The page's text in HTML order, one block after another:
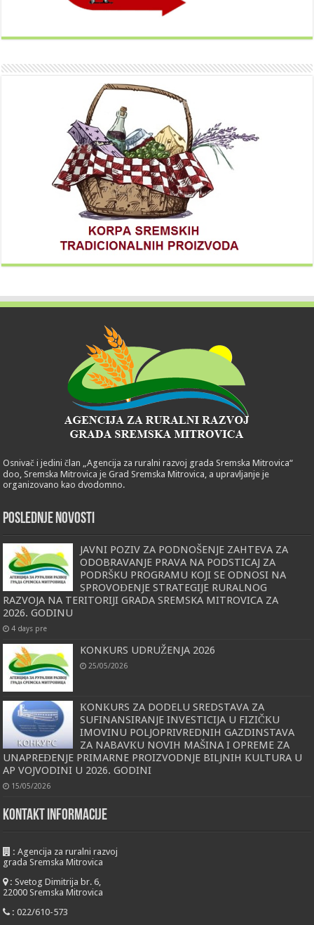
Osnivač i jedini član „Agencija za ruralni razvoj grada Sremska Mitrovica“
doo, Sremska Mitrovica je Grad Sremska Mitrovica, a upravljanje je
organizovano kao dvodomno.
POSLEDNJE NOVOSTI
JAVNI POZIV ZA PODNOŠENJE ZAHTEVA ZA
ODOBRAVANJE PRAVA NA PODSTICAJ ZA
PODRŠKU PROGRAMU KOJI SE ODNOSI NA
SPROVOĐENJE STRATEGIJE RURALNOG
RAZVOJA NA TERITORIJI GRADA SREMSKA MITROVICA ZA
2026. GODINU
4 days pre
KONKURS UDRUŽENJA 2026
25/05/2026
КONКURS ZA DODELU SREDSTAVA ZA
SUFINANSIRANJE INVESTICIJA U FIZIČКU
IMOVINU POLJOPRIVREDNIH GAZDINSTAVA
ZA NABAVКU NOVIH MAŠINA I OPREME ZA
UNAPREĐENJE PRIMARNE PROIZVODNJE BILJNIH КULTURA U
AP VOJVODINI U 2026. GODINI
15/05/2026
KONTAKT INFORMACIJE
:Agencija za ruralni razvoj
grada Sremska Mitrovica
: Svetog Dimitrija br. 6,
22000 Sremska Mitrovica
:022/610-573